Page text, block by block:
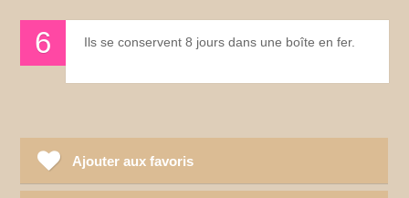
Ils se conservent 8 jours dans une boîte en fer.
Ajouter aux favoris